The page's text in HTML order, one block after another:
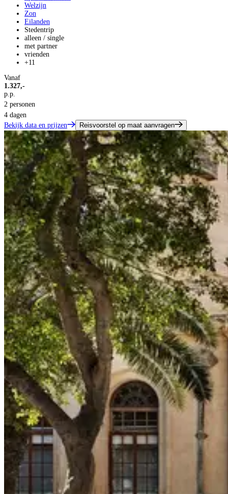
Welzijn
Zon
Eilanden
Stedentrip
alleen / single
met partner
vrienden
+11
Vanaf
1.327,-
p.p.
2 personen
4 dagen
Bekijk data en prijzen
Reisvoorstel op maat aanvragen